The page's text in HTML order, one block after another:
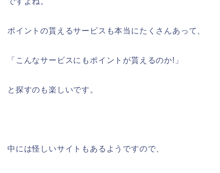
ポイントの貰えるサービスも本当にたくさんあって、
「こんなサービスにもポイントが貰えるのか!」
と探すのも楽しいです。
中には怪しいサイトもあるようですので、